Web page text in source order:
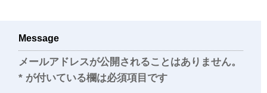
Message
メールアドレスが公開されることはありません。
* が付いている欄は必須項目です